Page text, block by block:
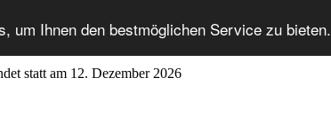
um Ihnen den bestmöglichen Service zu bieten.
statt am 12. Dezember 2026